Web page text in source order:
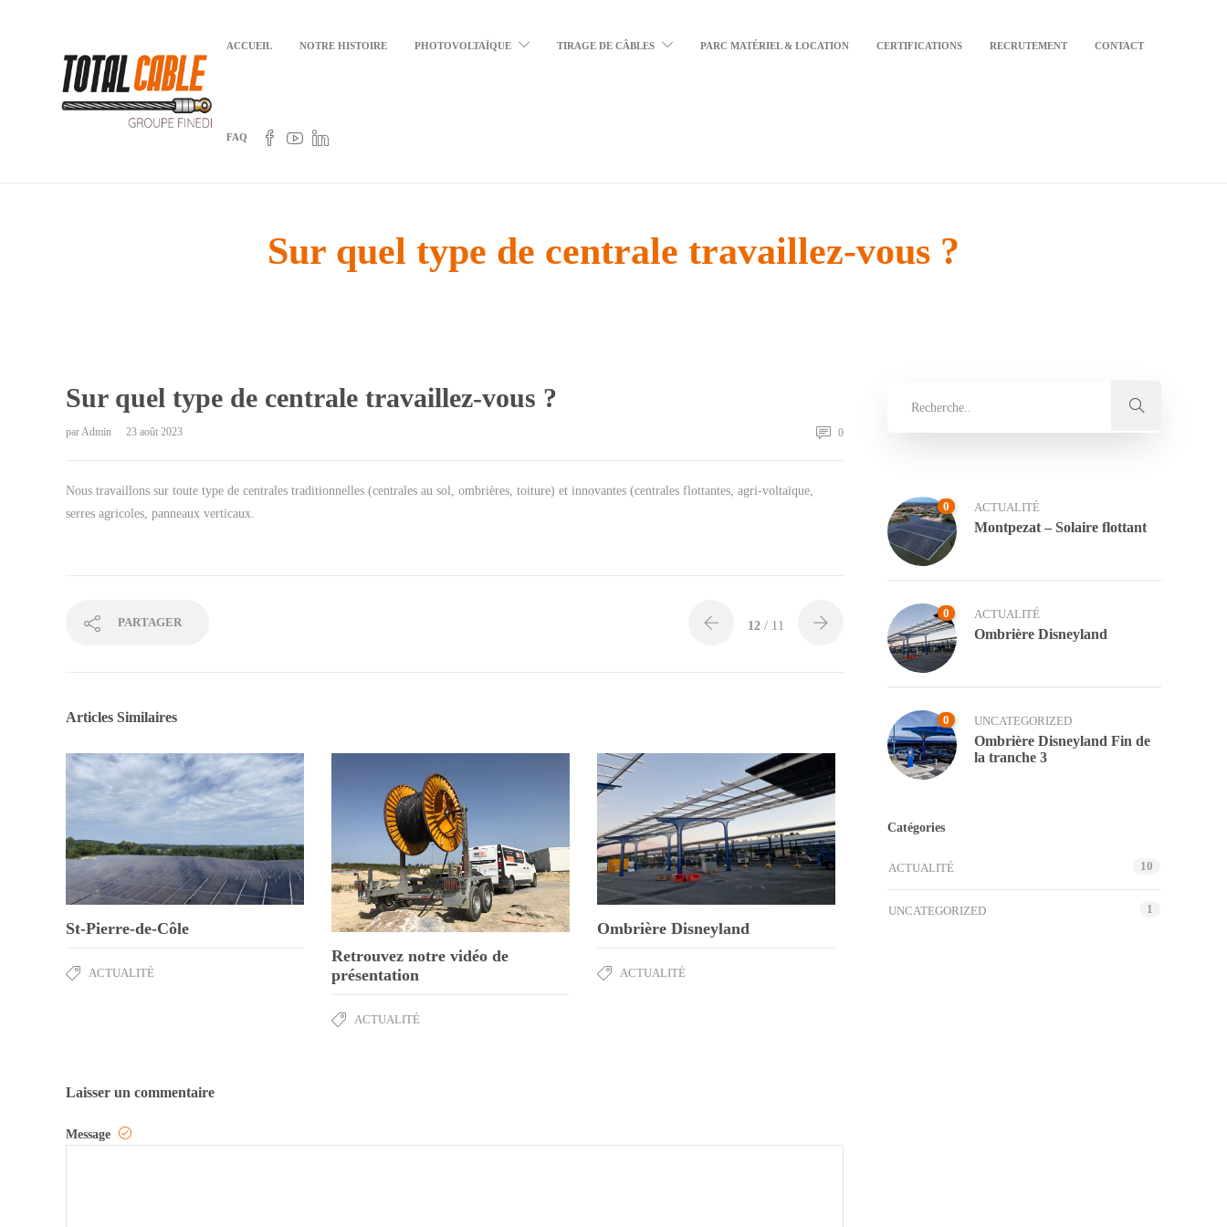
ACCUEIL NOTRE HISTOIRE PHOTOVOLTAÏQUE TIRAGE DE CÂBLES PARC MATÉRIEL & LOCATION CERTIFICATIONS RECRUTEMENT CONTACT
FAQ
Sur quel type de centrale travaillez-vous ?
Sur quel type de centrale travaillez-vous ?
parAdmin 23 août 2023 0
Nous travaillons sur toute type de centrales traditionnelles (centrales au sol, ombrières, toiture) et innovantes (centrales flottantes, agri-voltaïque,
serres agricoles, panneaux verticaux.
PARTAGER 12 / 11
Articles Similaires
St-Pierre-de-Côle
ACTUALITÉ
Retrouvez notre vidéo de
présentation
ACTUALITÉ
Ombrière Disneyland
ACTUALITÉ
Laisser un commentaire
Message
0 ACTUALITÉ
Montpezat – Solaire flottant
0 ACTUALITÉ
Ombrière Disneyland
0 UNCATEGORIZED
Ombrière Disneyland Fin de
la tranche 3
Catégories
ACTUALITÉ 10
UNCATEGORIZED 1